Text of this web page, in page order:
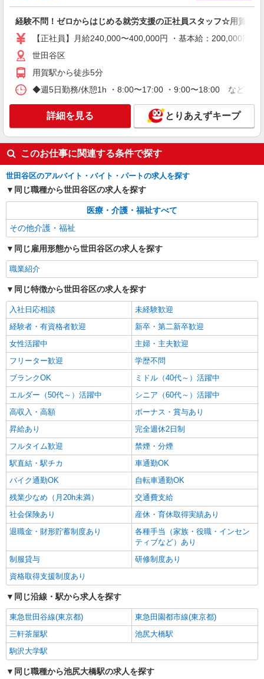
時給1500円〜 ＜日払い有/週払い有/交通費全
世田谷区
キープ
職業紹介
株式会社kotrio /●YK-S-2007380
下北沢｜未経験OK！就労支援のパートスタッ
時給1500円〜 ※給与は資格・経験を考慮
◆交通費orガソリン代全額支給
世田谷区＊交通費全額支給
キープ 詳細を見る
派遣社員
株式会社kotrio /●SW-H2-1958238
下北沢駅｜未経験でも簡単！障がい者デイで軽
作業サポート＆ケア
時給1650円〜2312円 ＜日払い有/週払い有/交
通費全支給(ガソリン代含む)＞
世田谷区代田付近
キープ 詳細を見る
経験不問！ゼロからはじめる就労支援の正社員スタッフ☆用賀駅
【正社員】月給240,000〜400,000円 ・基本給：200,000円
世田谷区
用賀駅から徒歩5分
◆週5日勤務/休憩1h ・8:00〜17:00 ・9:00〜18:00 など ※残
詳細を見る とりあえずキープ
このお仕事に関連する条件で探す
世田谷区のアルバイト・バイト・パートの求人を探す
同じ職種から世田谷区の求人を探す
医療・介護・福祉すべて
その他介護・福祉
同じ雇用形態から世田谷区の求人を探す
職業紹介
同じ特徴から世田谷区の求人を探す
入社日応相談
未経験歓迎
経験者・有資格者歓迎
新卒・第二新卒歓迎
女性活躍中
主婦・主夫歓迎
フリーター歓迎
学歴不問
ブランクOK
ミドル（40代～）活躍中
エルダー（50代～）活躍中
シニア（60代～）活躍中
高収入・高額
ボーナス・賞与あり
昇給あり
完全週休2日制
フルタイム歓迎
禁煙・分煙
駅直結・駅チカ
車通勤OK
バイク通勤OK
自転車通勤OK
残業少なめ（月20h未満）
交通費支給
社会保険あり
産休・育休取得実績あり
退職金・財形貯蓄制度あり
各種手当（家族・役職・インセン
ティブなど）あり
制服貸与
研修制度あり
資格取得支援制度あり
同じ沿線・駅から求人を探す
東急世田谷線(東京都)
東急田園都市線(東京都)
三軒茶屋駅
池尻大橋駅
駒沢大学駅
同じ職種から池尻大橋駅の求人を探す